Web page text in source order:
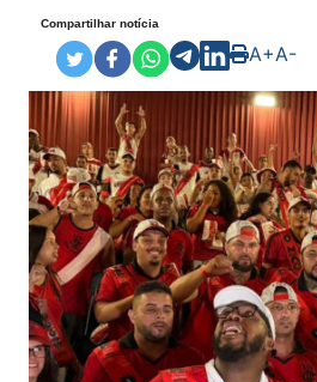
Compartilhar notícia
A+A-